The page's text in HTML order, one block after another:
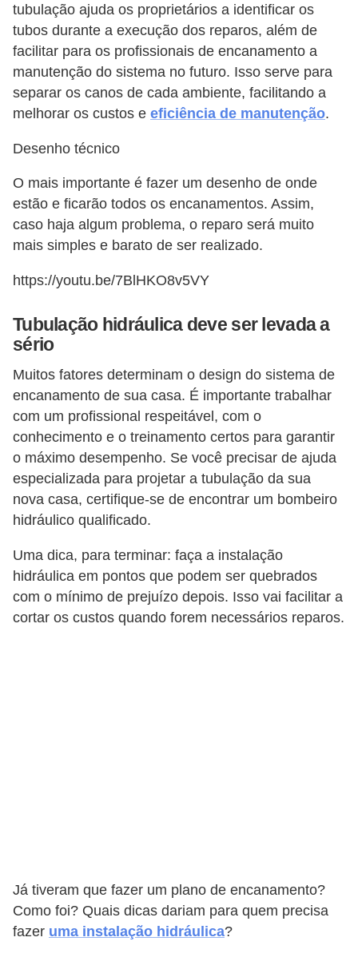
tubulação ajuda os proprietários a identificar os
tubos durante a execução dos reparos, além de
facilitar para os profissionais de encanamento a
manutenção do sistema no futuro. Isso serve para
separar os canos de cada ambiente, facilitando a
melhorar os custos e eficiência de manutenção.
Desenho técnico
O mais importante é fazer um desenho de onde
estão e ficarão todos os encanamentos. Assim,
caso haja algum problema, o reparo será muito
mais simples e barato de ser realizado.
https://youtu.be/7BlHKO8v5VY
Tubulação hidráulica deve ser levada a
sério
Muitos fatores determinam o design do sistema de
encanamento de sua casa. É importante trabalhar
com um profissional respeitável, com o
conhecimento e o treinamento certos para garantir
o máximo desempenho. Se você precisar de ajuda
especializada para projetar a tubulação da sua
nova casa, certifique-se de encontrar um bombeiro
hidráulico qualificado.
Uma dica, para terminar: faça a instalação
hidráulica em pontos que podem ser quebrados
com o mínimo de prejuízo depois. Isso vai facilitar a
cortar os custos quando forem necessários reparos.
Já tiveram que fazer um plano de encanamento?
Como foi? Quais dicas dariam para quem precisa
fazer uma instalação hidráulica?